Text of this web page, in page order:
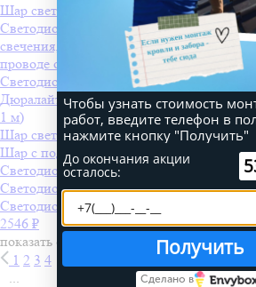
Шар светодиодный, диаметр 50 см
Светодиодная бахрома INFINILITE 3 x
свечения, цвет LED белый холодный,
проводе от 1001 ₽
Светодиодный дождь 2,0х1,5 м фиксинг,
Дюралайт-фиксинг 2 жилы, красный-
1 м)
Шар светодиодный, диаметр 50 см
Шар с подсветкой
Светодиодная консоль LED-MPC-040-R
Светодиодная консоль LED-MPC-070-
Светодиодная бахрома 3 x 0.6 м, IP65,
2546 ₽
показать ещё
1 2 3 4
...
Чтобы узнать стоимость
работ, введите телефон в
нажмите кнопку "Получить"
До окончания акции
осталось:
Получить
Сделано в